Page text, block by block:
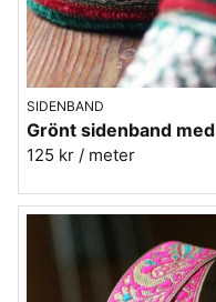
SIDENBAND
125 kr / meter